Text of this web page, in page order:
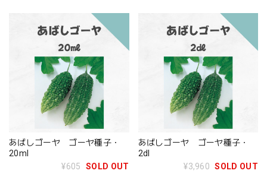
あばしゴーヤ ゴーヤ種子・
20ml
¥605
SOLD OUT
あばしゴーヤ ゴーヤ種子・
2dl
¥3,960 SOLD OUT